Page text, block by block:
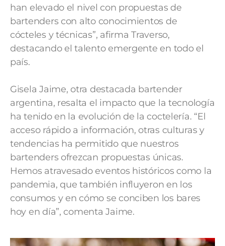
han elevado el nivel con propuestas de
bartenders con alto conocimientos de
cócteles y técnicas”, afirma Traverso,
destacando el talento emergente en todo el
país.
Gisela Jaime, otra destacada bartender
argentina, resalta el impacto que la tecnología
ha tenido en la evolución de la coctelería. “El
acceso rápido a información, otras culturas y
tendencias ha permitido que nuestros
bartenders ofrezcan propuestas únicas.
Hemos atravesado eventos históricos como la
pandemia, que también influyeron en los
consumos y en cómo se conciben los bares
hoy en día”, comenta Jaime.